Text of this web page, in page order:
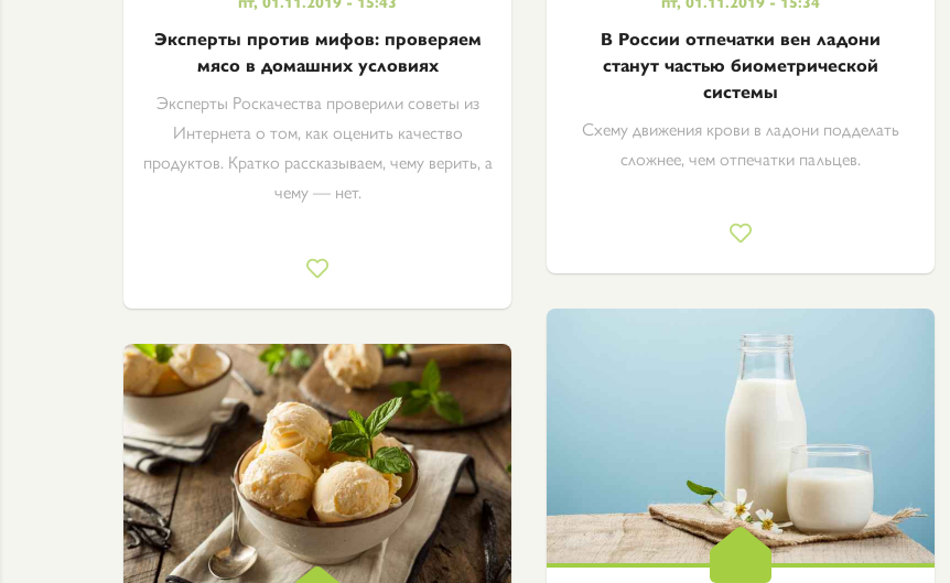
Эксперты против мифов: проверяем
мясо в домашних условиях
Эксперты Роскачества проверили советы из
Интернета о том, как оценить качество
продуктов. Кратко рассказываем, чему верить, а
чему — нет.
В России отпечатки вен ладони
станут частью биометрической
системы
Схему движения крови в ладони подделать
сложнее, чем отпечатки пальцев.